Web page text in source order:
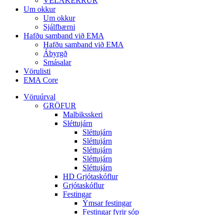
Um okkur
Um okkur
Sjálfbærni
Hafðu samband við EMA
Hafðu samband við EMA
Ábyrgð
Smásalar
Vörulisti
EMA Core
Vöruúrval
GRÖFUR
Malbiksskeri
Sléttujárn
Sléttujárn
Sléttujárn
Sléttujárn
Sléttujárn
Sléttujárn
HD Grjótaskóflur
Grjótaskóflur
Festingar
Ýmsar festingar
Festingar fyrir sóp